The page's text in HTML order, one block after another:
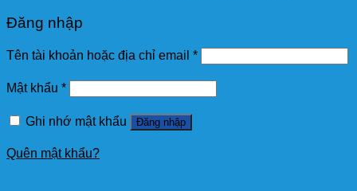
Đăng nhập
Tên tài khoản hoặc địa chỉ email *
Mật khẩu *
Ghi nhớ mật khẩu Đăng nhập
Quên mật khẩu?